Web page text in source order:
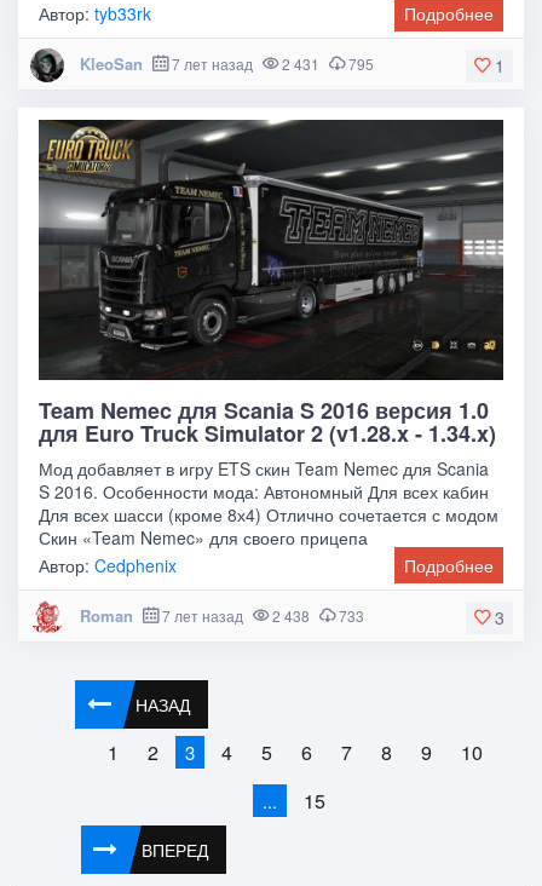
Автор:tyb33rk Подробнее
1
KleoSan 7 лет назад 2 431 795
Team Nemec для Scania S 2016 версия 1.0
для Euro Truck Simulator 2 (v1.28.x - 1.34.x)
Мод добавляет в игру ETS скин Team Nemec для Scania
S 2016. Особенности мода: Автономный Для всех кабин
Для всех шасси (кроме 8х4) Отлично сочетается с модом
Скин «Team Nemec» для своего прицепа
Автор:Cedphenix Подробнее
3
Roman 7 лет назад 2 438 733
НАЗАД
1 2 3 4 5 6 7 8 9 10
... 15
ВПЕРЕД